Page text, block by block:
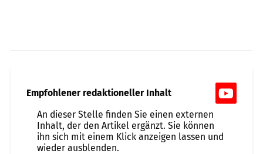
Empfohlener redaktioneller Inhalt
An dieser Stelle finden Sie einen externen
Inhalt, der den Artikel ergänzt. Sie können
ihn sich mit einem Klick anzeigen lassen und
wieder ausblenden.